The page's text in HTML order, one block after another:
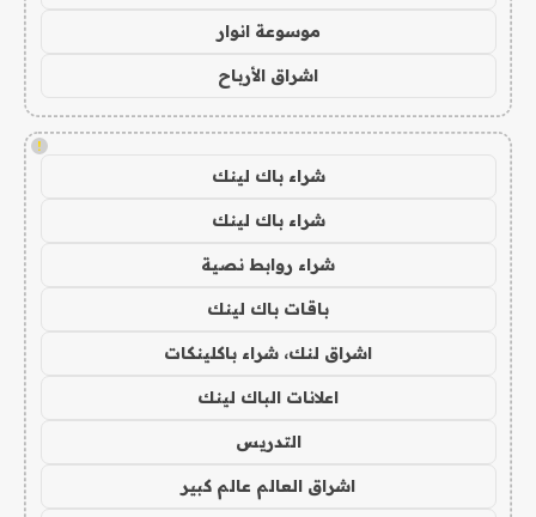
موسوعة انوار
اشراق الأرباح
!
شراء باك لينك
شراء باك لينك
شراء روابط نصية
باقات باك لينك
اشراق لنك، شراء باكلينكات
اعلانات الباك لينك
التدريس
اشراق العالم عالم كبير